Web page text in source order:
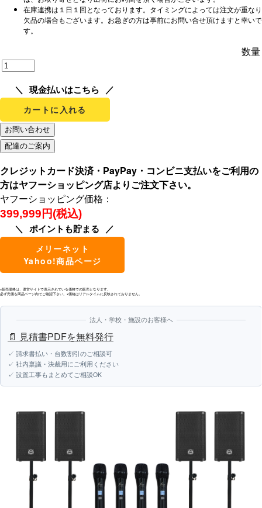
在庫連携は１日１回となっております。タイミングによっては注文が重なり
欠品の場合もございます。お急ぎの方は事前にお問い合せ頂けますと幸いで
す。
数量
現金払いはこちら
カートに入れる
クレジットカード決済・PayPay・コンビニ支払いをご利用の
方はヤフーショッピング店よりご注文下さい。
ヤフーショッピング価格：
399,999円(税込)
ポイントも貯まる
メリーネット
Yahoo!商品ページ
※販売価格は、運営サイトで表示されている価格での販売となります。
必ず売価を商品ページ内でご確認下さい。※価格はリアルタイムに反映されておりません。
法人・学校・施設のお客様へ
📄 見積書PDFを無料発行
✓ 請求書払い・台数割引のご相談可
✓ 社内稟議・決裁用にご利用ください
✓ 設置工事もまとめてご相談OK